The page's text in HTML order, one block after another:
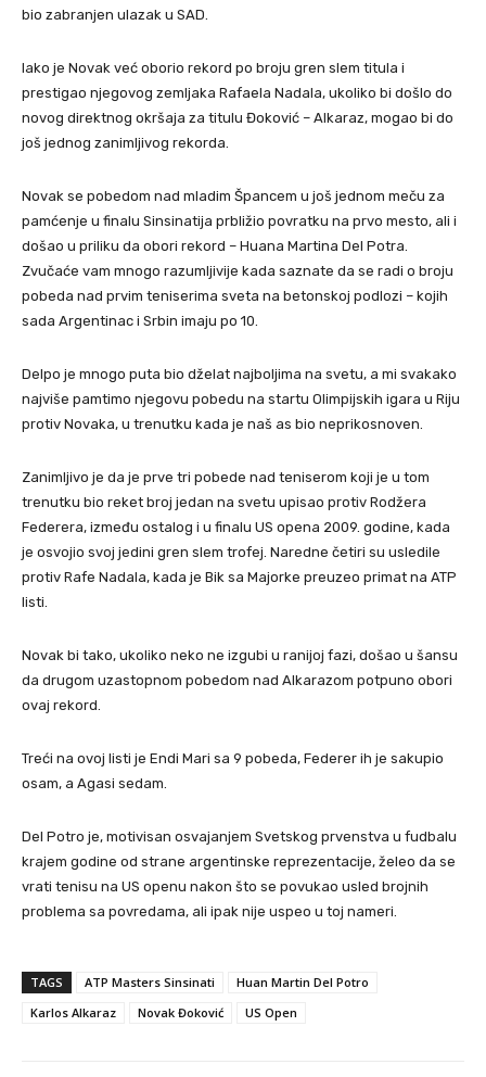
bio zabranjen ulazak u SAD.
Iako je Novak već oborio rekord po broju gren slem titula i
prestigao njegovog zemljaka Rafaela Nadala, ukoliko bi došlo do
novog direktnog okršaja za titulu Đoković – Alkaraz, mogao bi do
još jednog zanimljivog rekorda.
Novak se pobedom nad mladim Špancem u još jednom meču za
pamćenje u finalu Sinsinatija prbližio povratku na prvo mesto, ali i
došao u priliku da obori rekord – Huana Martina Del Potra.
Zvučaće vam mnogo razumljivije kada saznate da se radi o broju
pobeda nad prvim teniserima sveta na betonskoj podlozi – kojih
sada Argentinac i Srbin imaju po 10.
Delpo je mnogo puta bio dželat najboljima na svetu, a mi svakako
najviše pamtimo njegovu pobedu na startu Olimpijskih igara u Riju
protiv Novaka, u trenutku kada je naš as bio neprikosnoven.
Zanimljivo je da je prve tri pobede nad teniserom koji je u tom
trenutku bio reket broj jedan na svetu upisao protiv Rodžera
Federera, između ostalog i u finalu US opena 2009. godine, kada
je osvojio svoj jedini gren slem trofej. Naredne četiri su usledile
protiv Rafe Nadala, kada je Bik sa Majorke preuzeo primat na ATP
listi.
Novak bi tako, ukoliko neko ne izgubi u ranijoj fazi, došao u šansu
da drugom uzastopnom pobedom nad Alkarazom potpuno obori
ovaj rekord.
Treći na ovoj listi je Endi Mari sa 9 pobeda, Federer ih je sakupio
osam, a Agasi sedam.
Del Potro je, motivisan osvajanjem Svetskog prvenstva u fudbalu
krajem godine od strane argentinske reprezentacije, želeo da se
vrati tenisu na US openu nakon što se povukao usled brojnih
problema sa povredama, ali ipak nije uspeo u toj nameri.
TAGS ATP Masters Sinsinati
Huan Martin Del Potro
Karlos Alkaraz
Novak Đoković US Open